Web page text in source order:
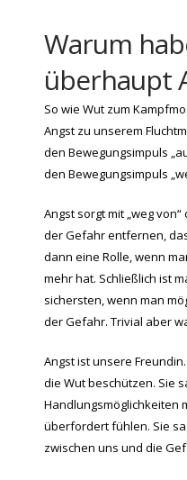
Warum
überhaupt
So wie Wut zum
Angst zu unserem
den Bewegungsimpuls
den Bewegungsimpuls
Angst sorgt mit „weg
der Gefahr entfernen,
dann eine Rolle, wenn
mehr hat. Schließlich ist
sichersten, wenn man
der Gefahr. Trivial aber
Angst ist unsere
die Wut beschützen. Sie
Handlungsmöglichkeiten
überfordert fühlen. Sie
zwischen uns und die